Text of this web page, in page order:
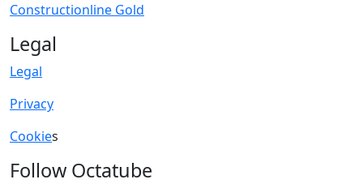
Constructionline Gold
Legal
Legal
Privacy
Cookies
Follow Octatube